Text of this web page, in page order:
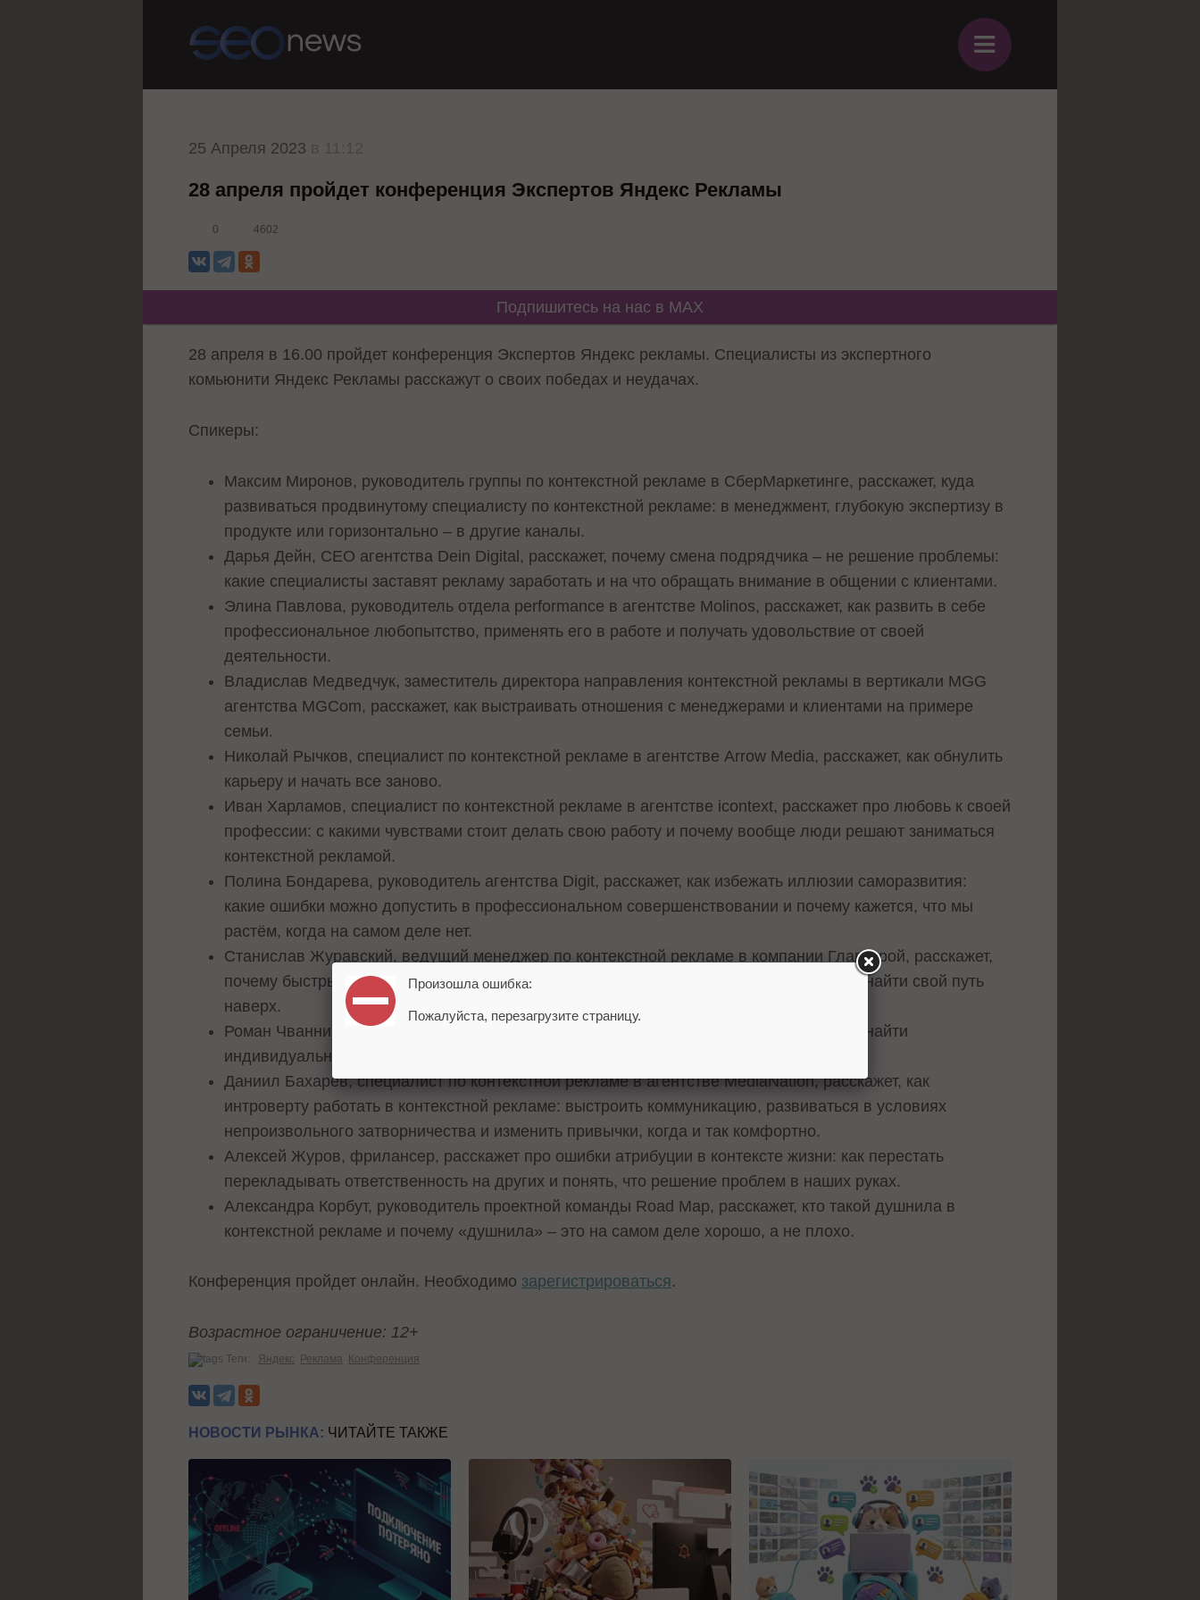
≡
25 Апреля 2023
28 апреля пройдет конференция Экспертов Яндекс Рекламы
0 4602
Подпишитесь на нас в MAX
28 апреля в 16.00 пройдет конференция Экспертов Яндекс рекламы. Специалисты из экспертного
комьюнити Яндекс Рекламы расскажут о своих победах и неудачах.
Спикеры:
Максим Миронов, руководитель группы по контекстной рекламе в СберМаркетинге, расскажет, куда
развиваться продвинутому специалисту по контекстной рекламе: в менеджмент, глубокую экспертизу в
продукте или горизонтально – в другие каналы.
Дарья Дейн, CEO агентства Dein Digital, расскажет, почему смена подрядчика – не решение проблемы:
какие специалисты заставят рекламу заработать и на что обращать внимание в общении с клиентами.
Элина Павлова, руководитель отдела performance в агентстве Molinos, расскажет, как развить в себе
профессиональное любопытство, применять его в работе и получать удовольствие от своей
деятельности.
Владислав Медведчук, заместитель директора направления контекстной рекламы в вертикали MGG
агентства MGCom, расскажет, как выстраивать отношения с менеджерами и клиентами на примере
семьи.
Николай Рычков, специалист по контекстной рекламе в агентстве Arrow Media, расскажет, как обнулить
карьеру и начать все заново.
Иван Харламов, специалист по контекстной рекламе в агентстве icontext, расскажет про любовь к своей
профессии: с какими чувствами стоит делать свою работу и почему вообще люди решают заниматься
контекстной рекламой.
Полина Бондарева, руководитель агентства Digit, расскажет, как избежать иллюзии саморазвития:
какие ошибки можно допустить в профессиональном совершенствовании и почему кажется, что мы
растём, когда на самом деле нет.
Станислав Журавский, ведущий менеджер по контекстной рекламе в компании Главстрой, расскажет,
почему быстрые результаты – абсолютное зло, как вырваться из рабства иллюзий и найти свой путь
наверх.
Роман Чванников, фрилансер, расскажет, как проанализировать свои особенности и найти
индивидуальный формат работы.
Даниил Бахарев, специалист по контекстной рекламе в агентстве MediaNation, расскажет, как
интроверту работать в контекстной рекламе: выстроить коммуникацию, развиваться в условиях
непроизвольного затворничества и изменить привычки, когда и так комфортно.
Алексей Журов, фрилансер, расскажет про ошибки атрибуции в контексте жизни: как перестать
перекладывать ответственность на других и понять, что решение проблем в наших руках.
Александра Корбут, руководитель проектной команды Road Map, расскажет, кто такой душнила в
контекстной рекламе и почему «душнила» – это на самом деле хорошо, а не плохо.
Конференция пройдет онлайн. Необходимо зарегистрироваться.
Возрастное ограничение: 12+
Теги: Яндекс Реклама Конференция
НОВОСТИ РЫНКА: ЧИТАЙТЕ ТАКЖЕ
Произошла ошибка:
Пожалуйста, перезагрузите страницу.